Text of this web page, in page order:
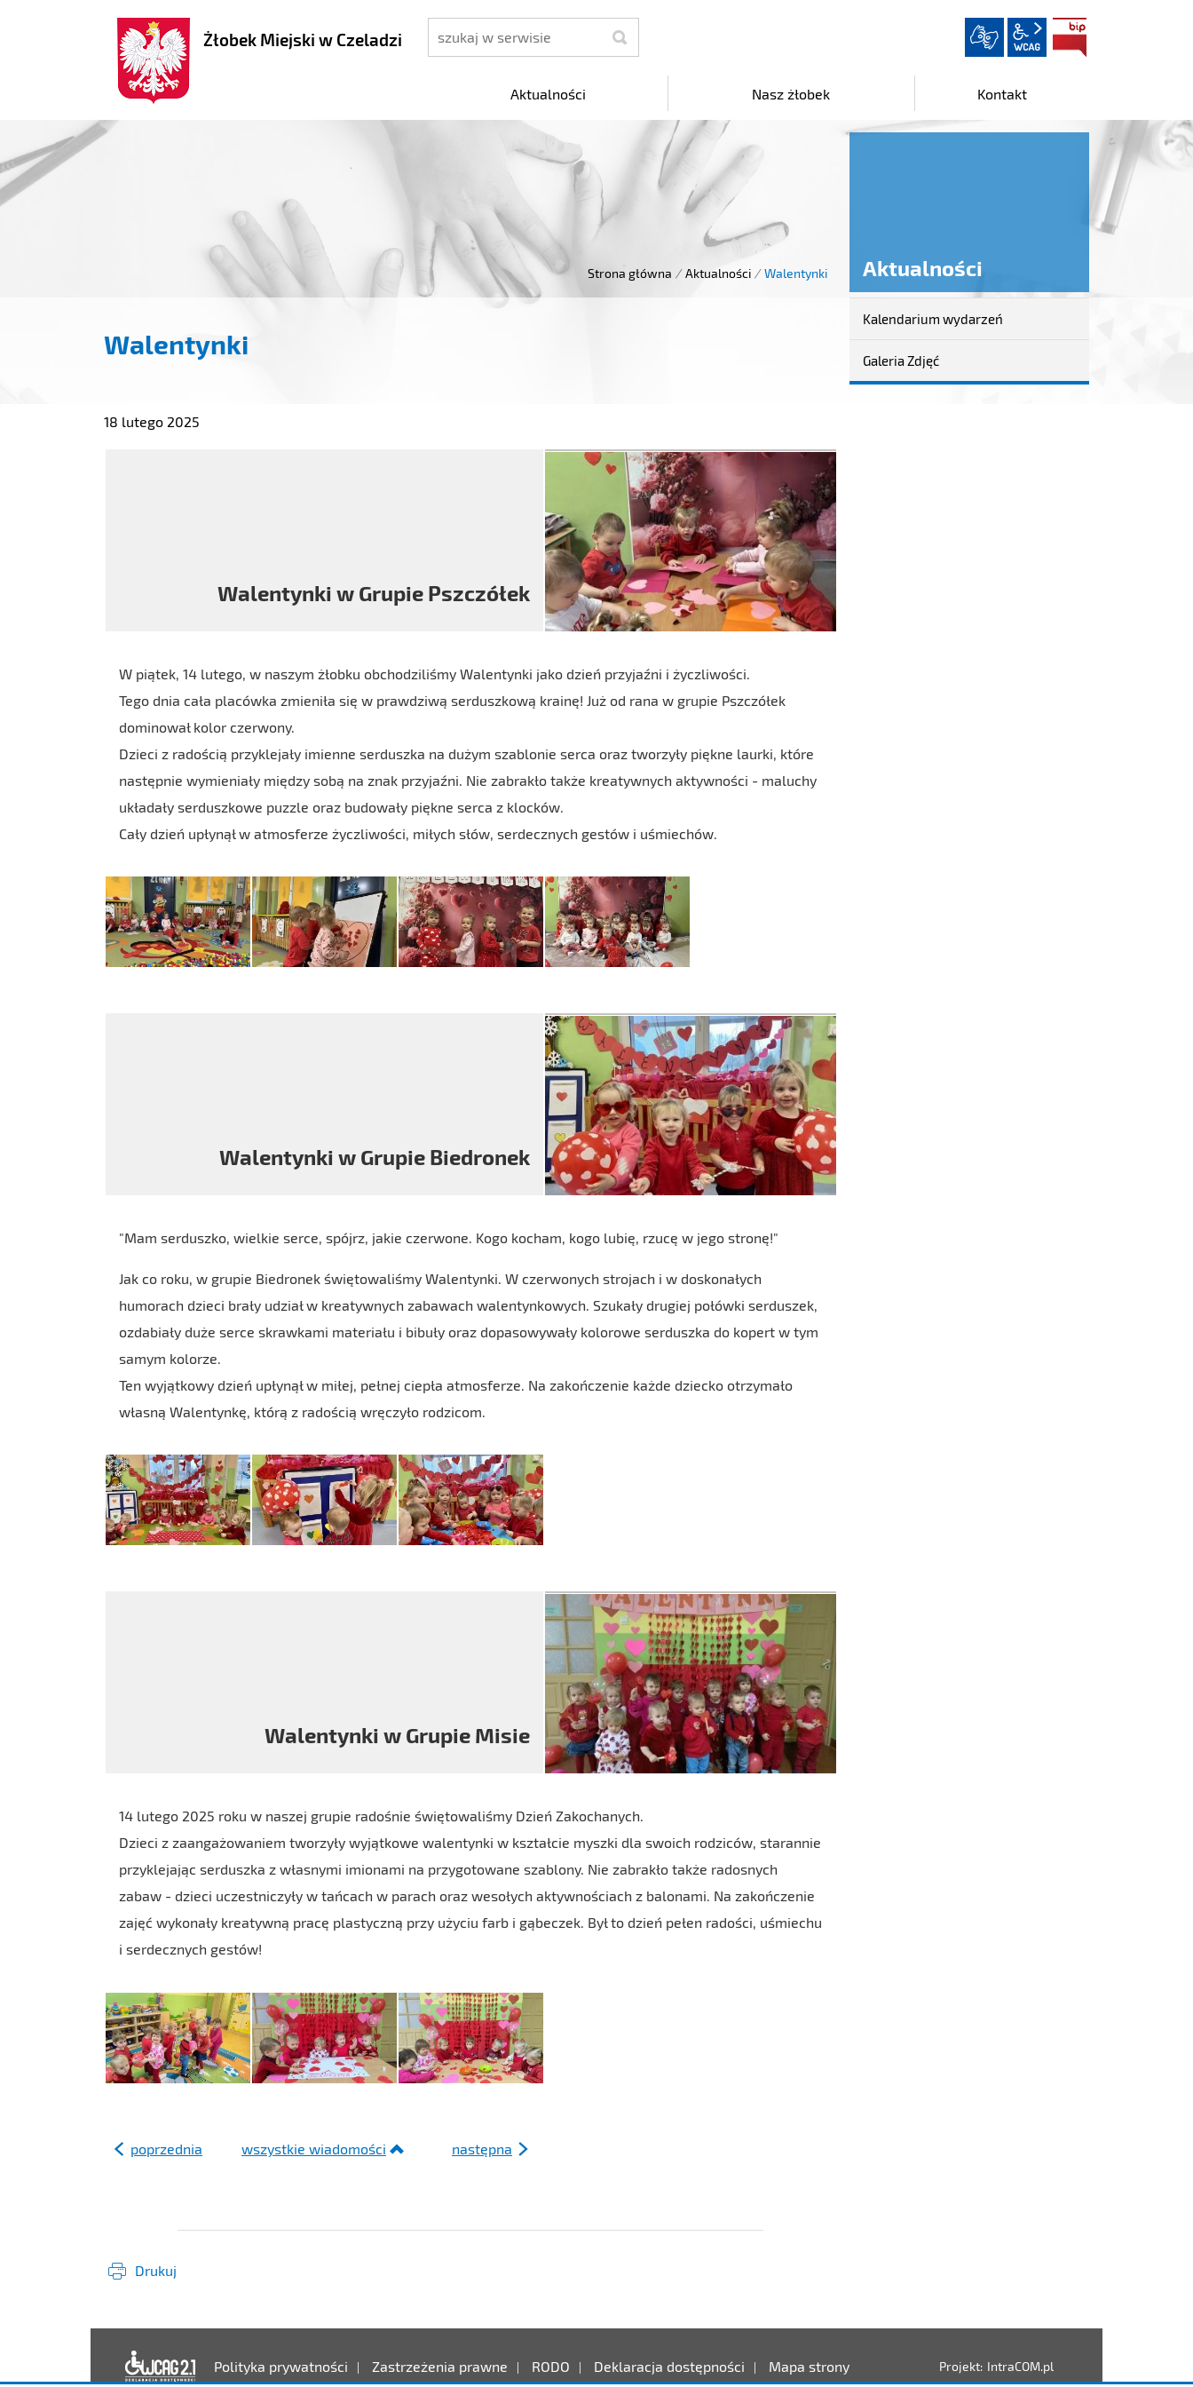
Żłobek Miejski w Czeladzi szukaj wcag2.1
Aktualności Nasz żłobek Kontakt
Strona główna / Aktualności / Walentynki Aktualności
Walentynki
18 lutego 2025
Walentynki w Grupie Pszczółek
W piątek, 14 lutego, w naszym żłobku obchodziliśmy Walentynki jako dzień przyjaźni i życzliwości.
Tego dnia cała placówka zmieniła się w prawdziwą serduszkową krainę! Już od rana w grupie Pszczółek
dominował kolor czerwony.
Dzieci z radością przyklejały imienne serduszka na dużym szablonie serca oraz tworzyły piękne laurki, które
następnie wymieniały między sobą na znak przyjaźni. Nie zabrakło także kreatywnych aktywności - maluchy
układały serduszkowe puzzle oraz budowały piękne serca z klocków.
Cały dzień upłynął w atmosferze życzliwości, miłych słów, serdecznych gestów i uśmiechów.
Walentynki w Grupie Biedronek
"Mam serduszko, wielkie serce, spójrz, jakie czerwone. Kogo kocham, kogo lubię, rzucę w jego stronę!"
Jak co roku, w grupie Biedronek świętowaliśmy Walentynki. W czerwonych strojach i w doskonałych
humorach dzieci brały udział w kreatywnych zabawach walentynkowych. Szukały drugiej połówki serduszek,
ozdabiały duże serce skrawkami materiału i bibuły oraz dopasowywały kolorowe serduszka do kopert w tym
samym kolorze.
Ten wyjątkowy dzień upłynął w miłej, pełnej ciepła atmosferze. Na zakończenie każde dziecko otrzymało
własną Walentynkę, którą z radością wręczyło rodzicom.
Walentynki w Grupie Misie
14 lutego 2025 roku w naszej grupie radośnie świętowaliśmy Dzień Zakochanych.
Dzieci z zaangażowaniem tworzyły wyjątkowe walentynki w kształcie myszki dla swoich rodziców, starannie
przyklejając serduszka z własnymi imionami na przygotowane szablony. Nie zabrakło także radosnych
zabaw - dzieci uczestniczyły w tańcach w parach oraz wesołych aktywnościach z balonami. Na zakończenie
zajęć wykonały kreatywną pracę plastyczną przy użyciu farb i gąbeczek. Był to dzień pełen radości, uśmiechu
i serdecznych gestów!
poprzednia wszystkie wiadomości następna
Drukuj
Kalendarium wydarzeń
Galeria Zdjęć
Deklaracja dostępności
Polityka prywatności Zastrzeżenia prawne RODO Deklaracja dostępności Mapa strony Projekt: IntraCOM.pl